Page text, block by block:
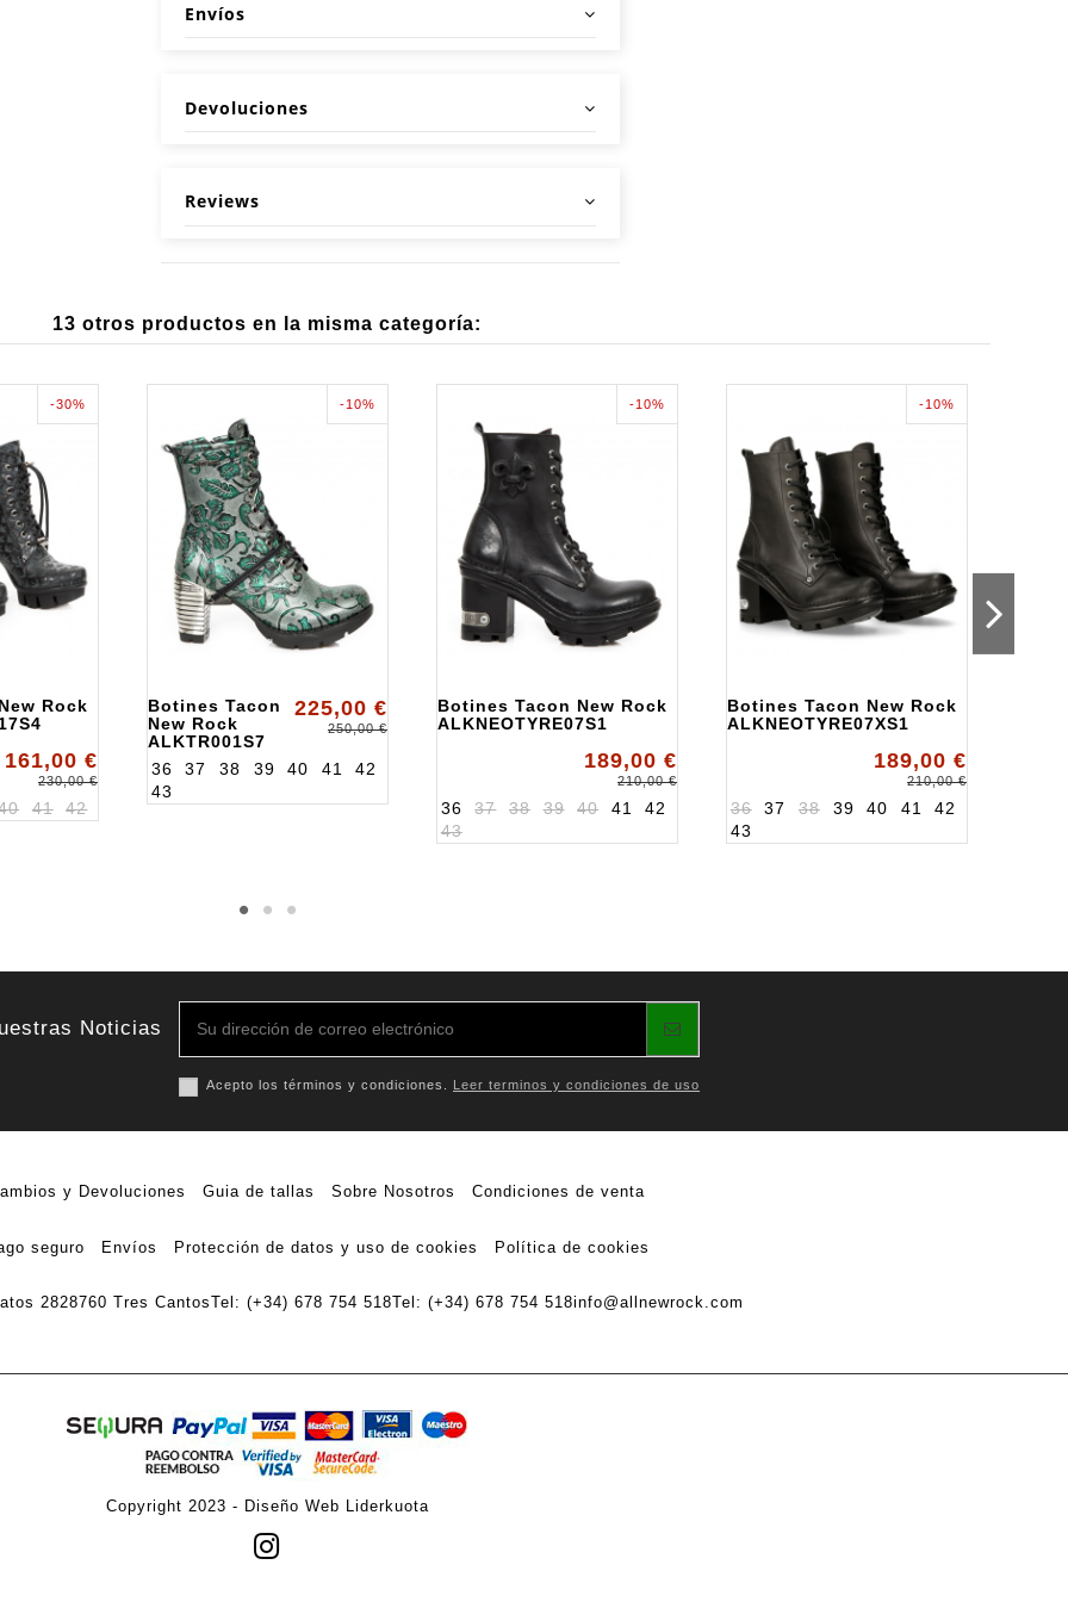
Envíos
Devoluciones
Reviews
13 otros productos en la misma categoría:
-30%
Rock
161,00 €
230,00 €
41 42
-10%
Botines Tacon
New Rock
ALKTR001S7
225,00 €
250,00 €
36 37 38 39 40 41
42
43
-10%
Botines Tacon New Rock
ALKNEOTYRE07S1
189,00 €
210,00 €
36 37 38 39 40 41
42
43
-10%
Botines Tacon New Rock
ALKNEOTYRE07XS1
189,00 €
210,00 €
36 37 38 39 40 41
42
43
Noticias
Acepto los términos y condiciones. Leer terminos y condiciones de uso
y Devoluciones Guia de tallas Sobre Nosotros Condiciones de venta
seguro Envíos Protección de datos y uso de cookies Política de cookies
2828760 Tres CantosTel: (+34) 678 754 518Tel: (+34) 678 754 518info@allnewrock.com
Copyright 2023 - Diseño Web Liderkuota